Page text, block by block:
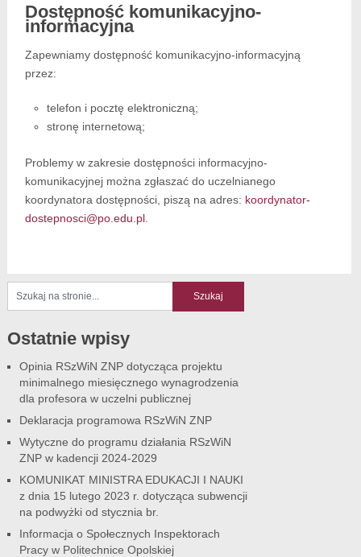
Dostępność komunikacyjno-
informacyjna
Zapewniamy dostępność komunikacyjno-informacyjną
przez:
telefon i pocztę elektroniczną;
stronę internetową;
Problemy w zakresie dostępności informacyjno-
komunikacyjnej można zgłaszać do uczelnianego
koordynatora dostępności, piszą na adres: koordynator-
dostepnosci@po.edu.pl.
Ostatnie wpisy
Opinia RSzWiN ZNP dotycząca projektu
minimalnego miesięcznego wynagrodzenia
dla profesora w uczelni publicznej
Deklaracja programowa RSzWiN ZNP
Wytyczne do programu działania RSzWiN
ZNP w kadencji 2024-2029
KOMUNIKAT MINISTRA EDUKACJI I NAUKI
z dnia 15 lutego 2023 r. dotycząca subwencji
na podwyżki od stycznia br.
Informacja o Społecznych Inspektorach
Pracy w Politechnice Opolskiej